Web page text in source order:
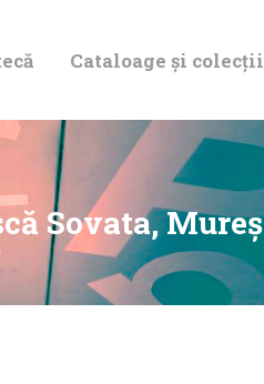
Cataloage și colecții
Sovata, Mureş